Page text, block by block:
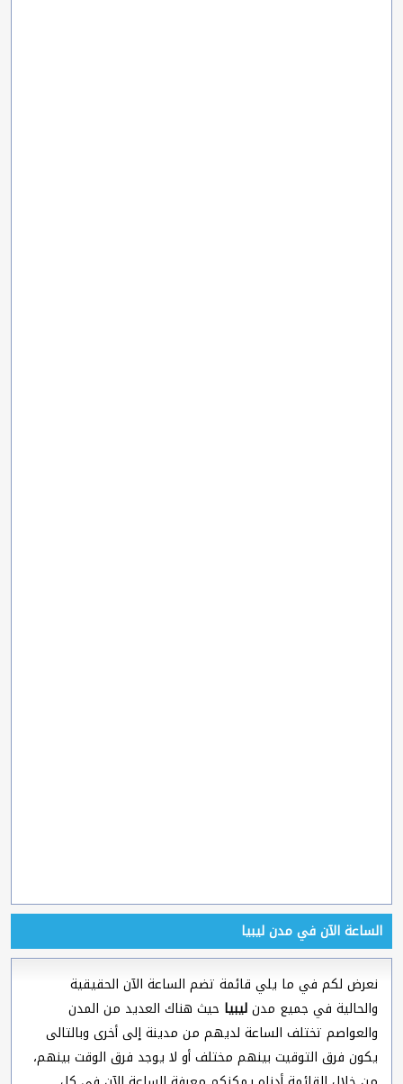
الساعة الآن في مدن ليبيا
نعرض لكم في ما يلي قائمة تضم الساعة الآن الحقيقية
والحالية في جميع مدنليبيا حيث هناك العديد من المدن
والعواصم تختلف الساعة لديهم من مدينة إلى أخرى وبالتالى
يكون فرق التوقيت بينهم مختلف أو لا يوجد فرق الوقت بينهم،